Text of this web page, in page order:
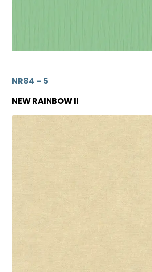
NR84 – 5
NEW RAINBOW II